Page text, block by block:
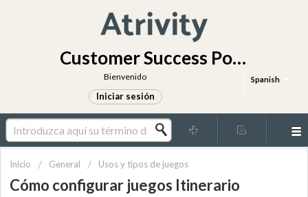
Customer Success Portal
Spanish
Bienvenido
Iniciar sesión
Inicio General Usos y tipos de juegos
Cómo configurar juegos Itinerario